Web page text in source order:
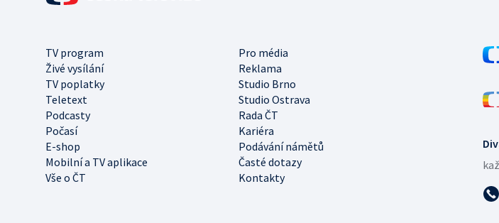
TV program
Pro média
Živé vysílání
Reklama
TV poplatky
Studio Brno
Teletext
Studio Ostrava
Podcasty
Rada ČT
Počasí
Kariéra
E-shop
Podávání námětů
Mobilní a TV aplikace
Časté dotazy
Vše o ČT
Kontakty